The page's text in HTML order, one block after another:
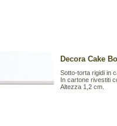
Decora Cake
Sotto-torta rigidi in
In cartone rivestiti
Altezza 1,2 cm.